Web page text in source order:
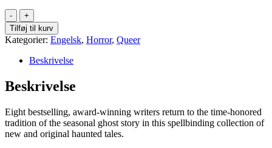
The
Haunting
Season
-
Eight
Ghostly
Tales
for
Winter
Nights
(Paperback)
Tilføj til kurv
Kategorier: Engelsk, Horror, Queer
Beskrivelse
Beskrivelse
Eight bestselling, award-winning writers return to the time-honored
tradition of the seasonal ghost story in this spellbinding collection of
new and original haunted tales.